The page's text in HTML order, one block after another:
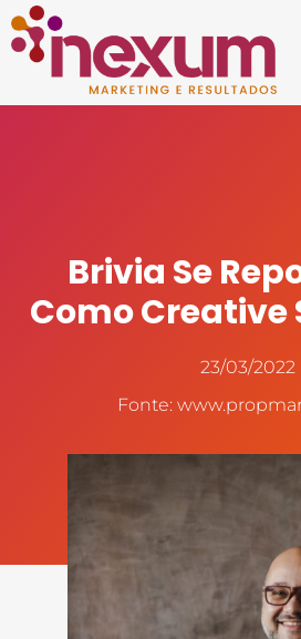
Brivia Se
Como Creative
23/03/2022
Fonte: